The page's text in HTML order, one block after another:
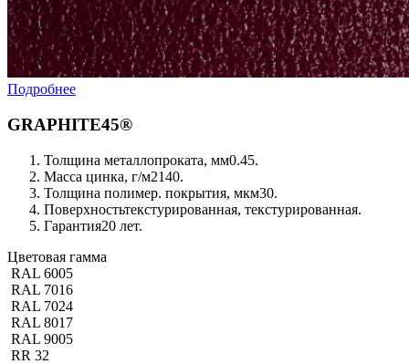
Подробнее
GRAPHITE45®
Толщина металлопроката, мм0.45.
Масса цинка, г/м2140.
Толщина полимер. покрытия, мкм30.
Поверхностьтекстурированная, текстурированная.
Гарантия20 лет.
Цветовая гамма
RAL 6005
RAL 7016
RAL 7024
RAL 8017
RAL 9005
RR 32